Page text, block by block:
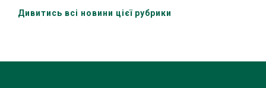
стейкхолдерів
Дивитись всі новини цієї рубрики